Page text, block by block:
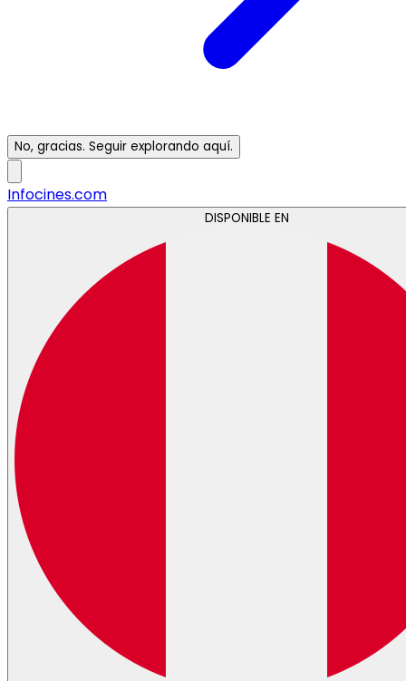
No, gracias. Seguir explorando aquí.
Infocines.com
DISPONIBLE EN